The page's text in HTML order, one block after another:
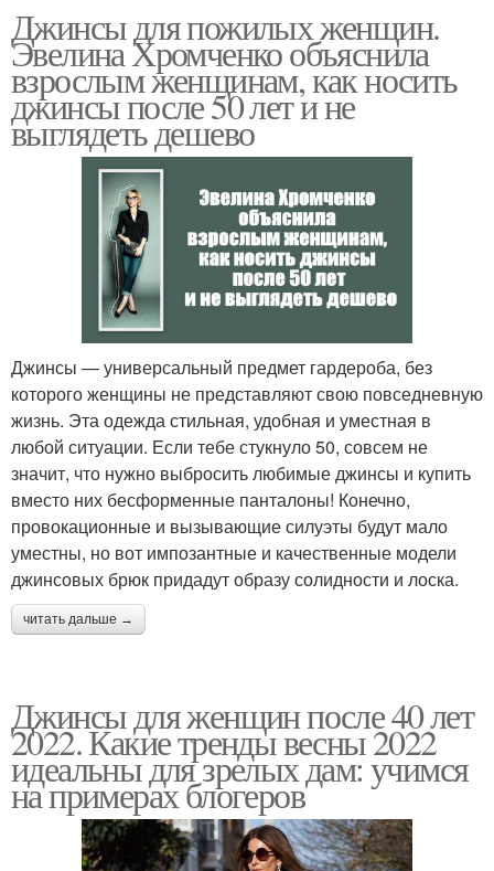
Джинсы для пожилых женщин.
Эвелина Хромченко объяснила
взрослым женщинам, как носить
джинсы после 50 лет и не
выглядеть дешево
Джинсы — универсальный предмет гардероба, без
которого женщины не представляют свою повседневную
жизнь. Эта одежда стильная, удобная и уместная в
любой ситуации. Если тебе стукнуло 50, совсем не
значит, что нужно выбросить любимые джинсы и купить
вместо них бесформенные панталоны! Конечно,
провокационные и вызывающие силуэты будут мало
уместны, но вот импозантные и качественные модели
джинсовых брюк придадут образу солидности и лоска.
читать дальше →
Джинсы для женщин после 40 лет
2022. Какие тренды весны 2022
идеальны для зрелых дам: учимся
на примерах блогеров